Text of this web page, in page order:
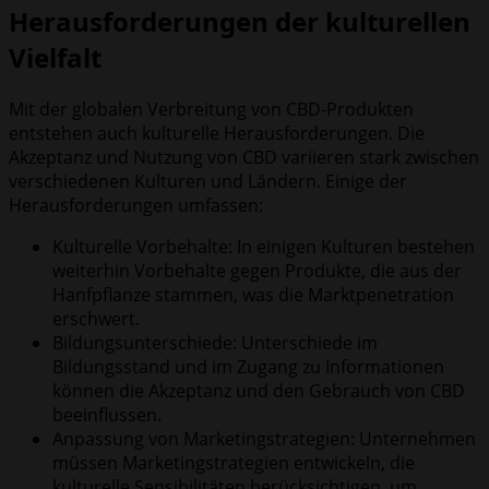
Herausforderungen der kulturellen
Vielfalt
Mit der globalen Verbreitung von CBD-Produkten
entstehen auch kulturelle Herausforderungen. Die
Akzeptanz und Nutzung von CBD variieren stark zwischen
verschiedenen Kulturen und Ländern. Einige der
Herausforderungen umfassen:
Kulturelle Vorbehalte: In einigen Kulturen bestehen
weiterhin Vorbehalte gegen Produkte, die aus der
Hanfpflanze stammen, was die Marktpenetration
erschwert.
Bildungsunterschiede: Unterschiede im
Bildungsstand und im Zugang zu Informationen
können die Akzeptanz und den Gebrauch von CBD
beeinflussen.
Anpassung von Marketingstrategien: Unternehmen
müssen Marketingstrategien entwickeln, die